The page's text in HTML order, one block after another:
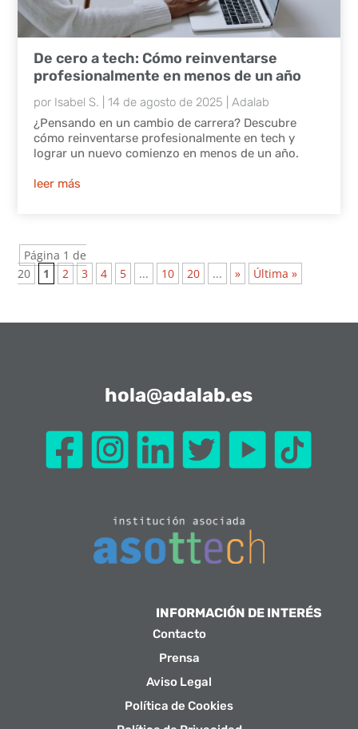
De cero a tech: Cómo reinventarse
profesionalmente en menos de un año
por Isabel S. |14 de agosto de 2025 |Adalab
¿Pensando en un cambio de carrera? Descubre
cómo reinventarse profesionalmente en tech y
lograr un nuevo comienzo en menos de un año.
leer más
Página 1 de
20
1 2 3 4 5 ... 10 20 ... » Última »
hola@adalab.es
INFORMACIÓN DE INTERÉS
Contacto
Prensa
Aviso Legal
Política de Cookies